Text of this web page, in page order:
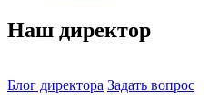
Наш директор
Блог директора Задать вопрос